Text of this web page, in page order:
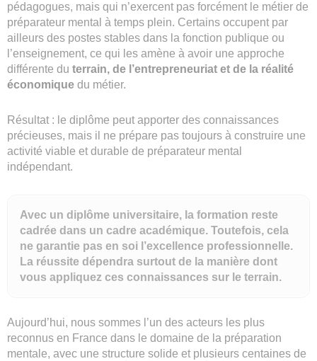
pédagogues, mais qui n’exercent pas forcément le métier de
préparateur mental à temps plein. Certains occupent par
ailleurs des postes stables dans la fonction publique ou
l’enseignement, ce qui les amène à avoir une approche
différente du terrain, de l’entrepreneuriat et de la réalité
économique du métier.
Résultat : le diplôme peut apporter des connaissances
précieuses, mais il ne prépare pas toujours à construire une
activité viable et durable de préparateur mental
indépendant.
Avec un diplôme universitaire, la formation reste
cadrée dans un cadre académique. Toutefois, cela
ne garantie pas en soi l’excellence professionnelle.
La réussite dépendra surtout de la manière dont
vous appliquez ces connaissances sur le terrain.
Aujourd’hui, nous sommes l’un des acteurs les plus
reconnus en France dans le domaine de la préparation
mentale, avec une structure solide et plusieurs centaines de